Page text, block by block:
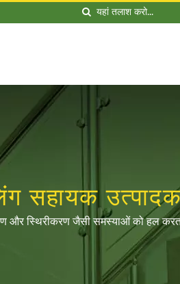
सहायक
और स्थिरीकरण जैसी समस्याओं को हल
में जोड़ने के लिए आपका स्वागत है: